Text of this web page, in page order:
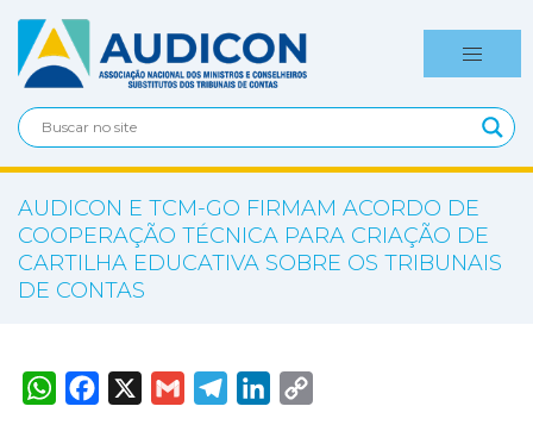
AUDICON E TCM-GO FIRMAM ACORDO DE
COOPERAÇÃO TÉCNICA PARA CRIAÇÃO DE
CARTILHA EDUCATIVA SOBRE OS TRIBUNAIS
DE CONTAS
W
h
F
a
X
G
m
T
e
L